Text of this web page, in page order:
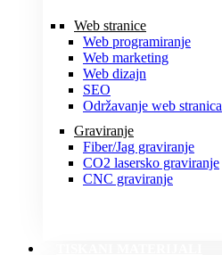
Web stranice
Web programiranje
Web marketing
Web dizajn
SEO
Održavanje web stranica
Graviranje
Fiber/Jag graviranje
CO2 lasersko graviranje
CNC graviranje